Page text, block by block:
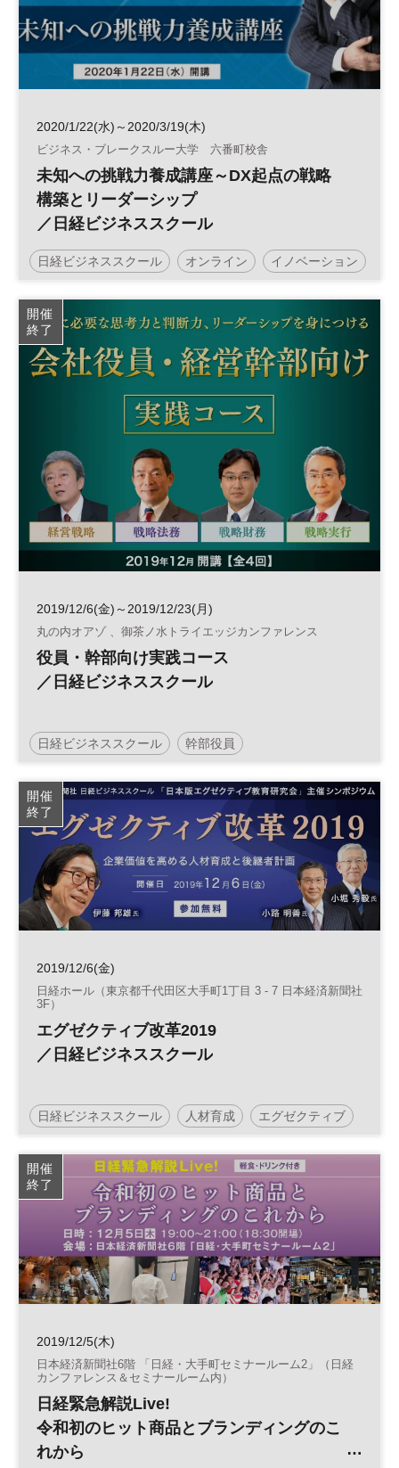
2020/1/22(水)～2020/3/19(木)
ビジネス・ブレークスルー大学 六番町校舎
未知への挑戦力養成講座～DX起点の戦略
構築とリーダーシップ
／日経ビジネススクール
日経ビジネススクール オンライン イノベーション
デジタルトランスフォーメーション リーダーシップ
MBA
開催
終了
2019/12/6(金)～2019/12/23(月)
丸の内オアゾ 、御茶ノ水トライエッジカンファレンス
役員・幹部向け実践コース
／日経ビジネススクール
日経ビジネススクール 幹部役員
開催
終了
2019/12/6(金)
日経ホール（東京都千代田区大手町1丁目 3 - 7 日本経済新聞社
3F）
エグゼクティブ改革2019
／日経ビジネススクール
日経ビジネススクール 人材育成 エグゼクティブ
開催
終了
2019/12/5(木)
日本経済新聞社6階 「日経・大手町セミナールーム2」（日経
カンファレンス＆セミナールーム内）
日経緊急解説Live!
令和初のヒット商品とブランディングのこ
れから